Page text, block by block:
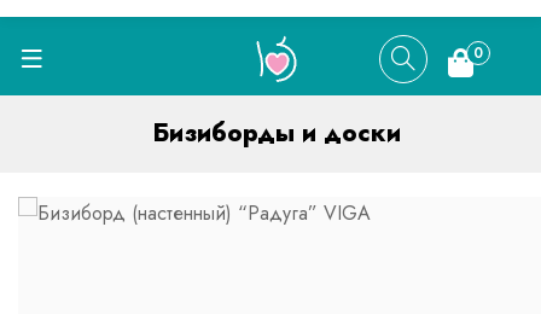
0
Бизиборды и доски